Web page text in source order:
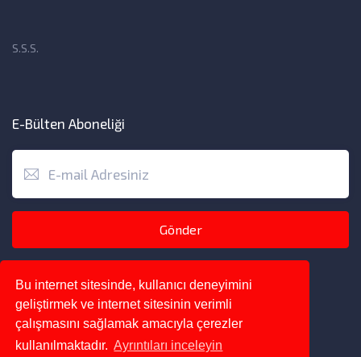
Bu internet sitesinde, kullanıcı deneyimini
geliştirmek ve internet sitesinin verimli
çalışmasını sağlamak amacıyla çerezler
kullanılmaktadır. Ayrıntıları inceleyin
S.S.S.
E-Bülten Aboneliği
Gönder
Copyright © 2023 - 2025 Ozturk Design. Her Hakkı Saklıdır.